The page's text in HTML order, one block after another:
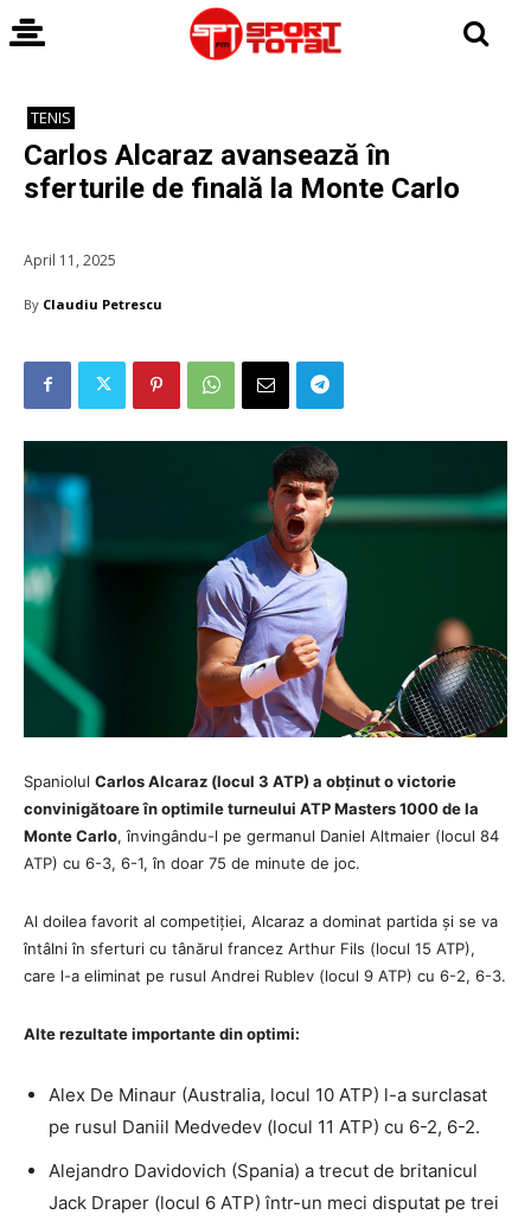
TENIS
Carlos Alcaraz avansează în
sferturile de finală la Monte Carlo
April 11, 2025
By Claudiu Petrescu
Spaniolul Carlos Alcaraz (locul 3 ATP) a obținut o victorie
convinigătoare în optimile turneului ATP Masters 1000 de la
Monte Carlo, învingându-l pe germanul Daniel Altmaier (locul 84
ATP) cu 6-3, 6-1, în doar 75 de minute de joc.
Al doilea favorit al competiției, Alcaraz a dominat partida și se va
întâlni în sferturi cu tânărul francez Arthur Fils (locul 15 ATP),
care l-a eliminat pe rusul Andrei Rublev (locul 9 ATP) cu 6-2, 6-3.
Alte rezultate importante din optimi:
Alex De Minaur (Australia, locul 10 ATP) l-a surclasat
pe rusul Daniil Medvedev (locul 11 ATP) cu 6-2, 6-2.
Alejandro Davidovich (Spania) a trecut de britanicul
Jack Draper (locul 6 ATP) într-un meci disputat pe trei